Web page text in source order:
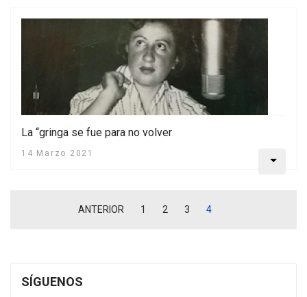
La “gringa se fue para no volver
14 Marzo 2021
ANTERIOR 1 2 3 4
SÍGUENOS